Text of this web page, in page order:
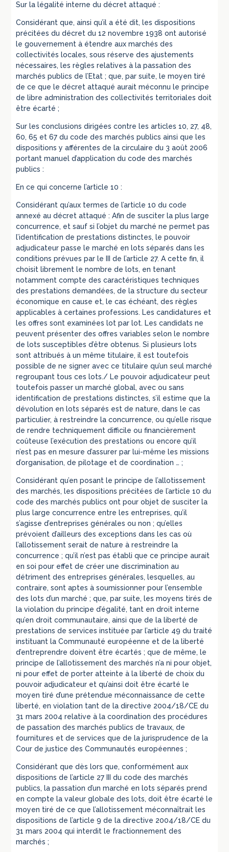
Sur la légalité interne du décret attaqué :
Considérant que, ainsi qu’il a été dit, les dispositions
précitées du décret du 12 novembre 1938 ont autorisé
le gouvernement à étendre aux marchés des
collectivités locales, sous réserve des ajustements
nécessaires, les règles relatives à la passation des
marchés publics de l’Etat ; que, par suite, le moyen tiré
de ce que le décret attaqué aurait méconnu le principe
de libre administration des collectivités territoriales doit
être écarté ;
Sur les conclusions dirigées contre les articles 10, 27, 48,
60, 65 et 67 du code des marchés publics ainsi que les
dispositions y afférentes de la circulaire du 3 août 2006
portant manuel d’application du code des marchés
publics :
En ce qui concerne l’article 10 :
Considérant qu’aux termes de l’article 10 du code
annexé au décret attaqué : Afin de susciter la plus large
concurrence, et sauf si l’objet du marché ne permet pas
l’identification de prestations distinctes, le pouvoir
adjudicateur passe le marché en lots séparés dans les
conditions prévues par le III de l’article 27. A cette fin, il
choisit librement le nombre de lots, en tenant
notamment compte des caractéristiques techniques
des prestations demandées, de la structure du secteur
économique en cause et, le cas échéant, des règles
applicables à certaines professions. Les candidatures et
les offres sont examinées lot par lot. Les candidats ne
peuvent présenter des offres variables selon le nombre
de lots susceptibles d’être obtenus. Si plusieurs lots
sont attribués à un même titulaire, il est toutefois
possible de ne signer avec ce titulaire qu’un seul marché
regroupant tous ces lots./ Le pouvoir adjudicateur peut
toutefois passer un marché global, avec ou sans
identification de prestations distinctes, s’il estime que la
dévolution en lots séparés est de nature, dans le cas
particulier, à restreindre la concurrence, ou qu’elle risque
de rendre techniquement difficile ou financièrement
coûteuse l’exécution des prestations ou encore qu’il
n’est pas en mesure d’assurer par lui-même les missions
d’organisation, de pilotage et de coordination … ;
Considérant qu’en posant le principe de l’allotissement
des marchés, les dispositions précitées de l’article 10 du
code des marchés publics ont pour objet de susciter la
plus large concurrence entre les entreprises, qu’il
s’agisse d’entreprises générales ou non ; qu’elles
prévoient d’ailleurs des exceptions dans les cas où
l’allotissement serait de nature à restreindre la
concurrence ; qu’il n’est pas établi que ce principe aurait
en soi pour effet de créer une discrimination au
détriment des entreprises générales, lesquelles, au
contraire, sont aptes à soumissionner pour l’ensemble
des lots d’un marché ; que, par suite, les moyens tirés de
la violation du principe d’égalité, tant en droit interne
qu’en droit communautaire, ainsi que de la liberté de
prestations de services instituée par l’article 49 du traité
instituant la Communauté européenne et de la liberté
d’entreprendre doivent être écartés ; que de même, le
principe de l’allotissement des marchés n’a ni pour objet,
ni pour effet de porter atteinte à la liberté de choix du
pouvoir adjudicateur et qu’ainsi doit être écarté le
moyen tiré d’une prétendue méconnaissance de cette
liberté, en violation tant de la directive 2004/18/CE du
31 mars 2004 relative à la coordination des procédures
de passation des marchés publics de travaux, de
fournitures et de services que de la jurisprudence de la
Cour de justice des Communautés européennes ;
Considérant que dès lors que, conformément aux
dispositions de l’article 27 III du code des marchés
publics, la passation d’un marché en lots séparés prend
en compte la valeur globale des lots, doit être écarté le
moyen tiré de ce que l’allotissement méconnaîtrait les
dispositions de l’article 9 de la directive 2004/18/CE du
31 mars 2004 qui interdit le fractionnement des
marchés ;